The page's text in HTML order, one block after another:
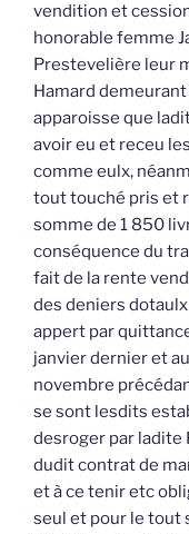
vendition et
honorable femme
Prestevelière leur
Hamard demeurant
apparoisse que
avoir eu et receu
comme eulx,
tout touché pris et
somme de 1 850
conséquence du
fait de la rente
des deniers
appert par
janvier dernier et
novembre
se sont lesdits
desroger par ladite
dudit contrat de
et à ce tenir etc
seul et pour le tout